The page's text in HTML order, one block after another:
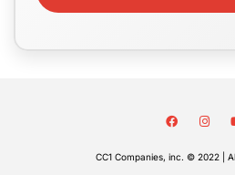
CC1 Companies, inc. © 2022 |